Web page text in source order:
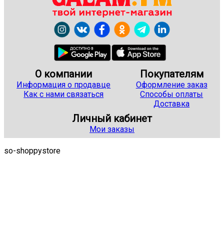
О компании
Информация о продавце
Как с нами связаться
Покупателям
Оформление заказ
Способы оплаты
Доставка
Личный кабинет
Мои заказы
so-shoppystore